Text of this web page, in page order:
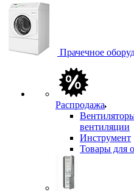
Прачечное
Распродажа
вентиляции
Инструмент
Товары для